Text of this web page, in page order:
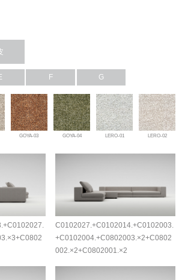
F G
GOYA-03 GOYA-04 LERO-01 LERO-02
C0102027.+C0102014.+C0102003.
+C0102004.+C0802003.×2+C0802
002.×2+C0802001.×2